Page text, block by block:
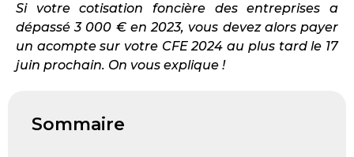
Si votre cotisation foncière des entreprises a
dépassé 3 000 € en 2023, vous devez alors payer
un acompte sur votre CFE 2024 au plus tard le 17
juin prochain. On vous explique !
Sommaire